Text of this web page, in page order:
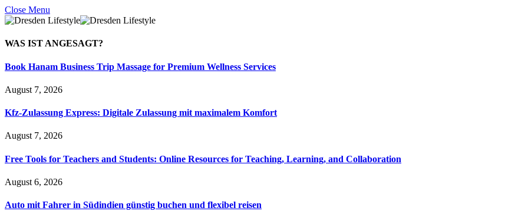
Close Menu
WAS IST ANGESAGT?
Book Hanam Business Trip Massage for Premium Wellness Services
August 7, 2026
Kfz-Zulassung Express: Digitale Zulassung mit maximalem Komfort
August 7, 2026
Free Tools for Teachers and Students: Online Resources for Teaching, Learning, and Collaboration
August 6, 2026
Auto mit Fahrer in Südindien günstig buchen und flexibel reisen